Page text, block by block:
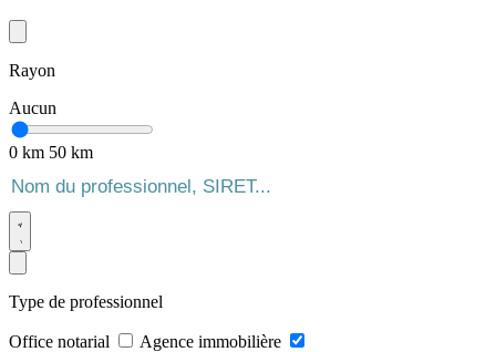
Rayon
Aucun
0 km 50 km
Type de professionnel
Office notarial Agence immobilière